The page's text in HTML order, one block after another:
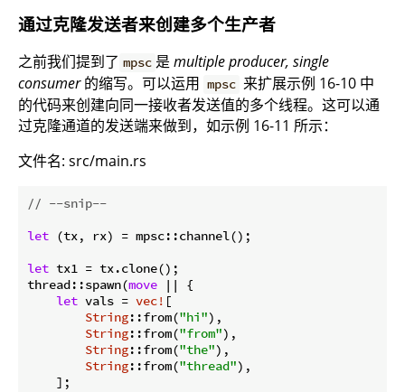
通过克隆发送者来创建多个生产者
之前我们提到了 mpsc 是multiple producer, single
consumer的缩写。可以运用 mpsc 来扩展示例 16-10 中
的代码来创建向同一接收者发送值的多个线程。这可以通
过克隆通道的发送端来做到，如示例 16-11 所示：
文件名: src/main.rs
// --snip--
let (tx, rx) = mpsc::channel();
let tx1 = tx.clone();
thread::spawn(move || {
let vals = vec! [
String::from("hi"),
String::from("from"),
String::from("the"),
String::from("thread"),
    ];